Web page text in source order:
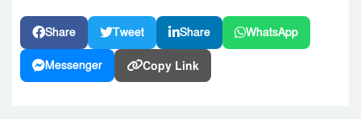
Share Tweet Share WhatsApp
Messenger Copy Link